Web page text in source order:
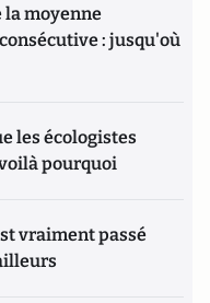
la moyenne
: jusqu'où
les écologistes
pourquoi
vraiment passé